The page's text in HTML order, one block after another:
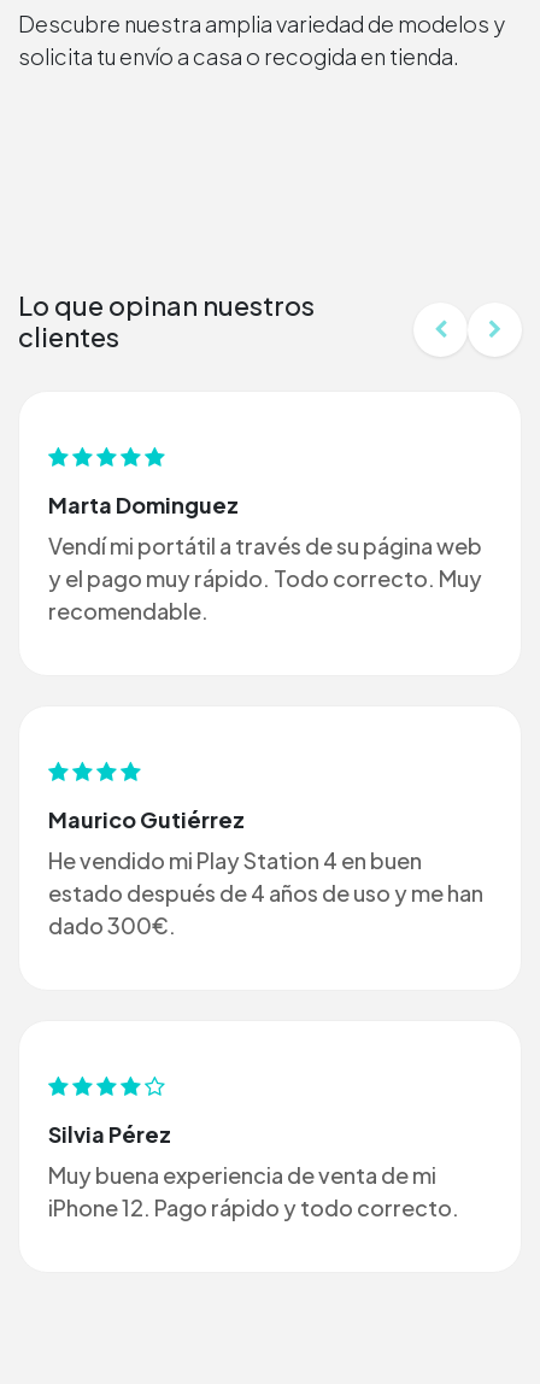
Descubre nuestra amplia variedad de modelos y
solicita tu envío a casa o recogida en tienda.
Lo que opinan nuestros
clientes
Marta Dominguez
Vendí mi portátil a través de su página web
y el pago muy rápido. Todo correcto. Muy
recomendable.
Maurico Gutiérrez
He vendido mi Play Station 4 en buen
estado después de 4 años de uso y me han
dado 300€.
Silvia Pérez
Muy buena experiencia de venta de mi
iPhone 12. Pago rápido y todo correcto.